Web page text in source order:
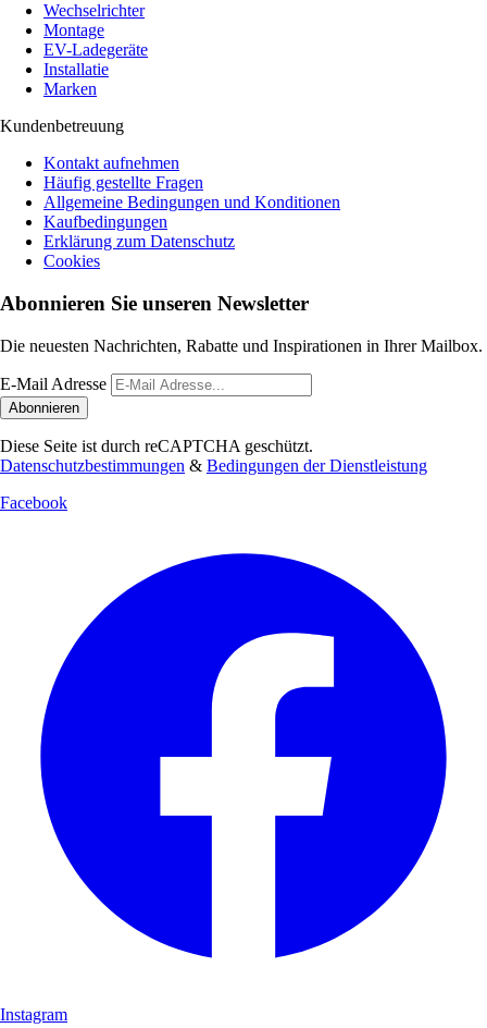
Wechselrichter
Montage
EV-Ladegeräte
Installatie
Marken
Kundenbetreuung
Kontakt aufnehmen
Häufig gestellte Fragen
Allgemeine Bedingungen und Konditionen
Kaufbedingungen
Erklärung zum Datenschutz
Cookies
Abonnieren Sie unseren Newsletter
Die neuesten Nachrichten, Rabatte und Inspirationen in Ihrer Mailbox.
E-Mail Adresse
Abonnieren
Diese Seite ist durch reCAPTCHA geschützt.
Datenschutzbestimmungen & Bedingungen der Dienstleistung
Facebook
Instagram